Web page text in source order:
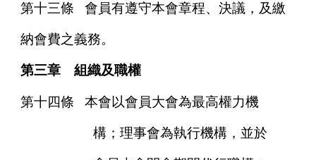
第十三條 會員有遵守本會章程、決議，及繳
納會費之義務。
第三章 組織及職權
第十四條 本會以會員大會為最高權力機
構；理事會為執行機構，並於